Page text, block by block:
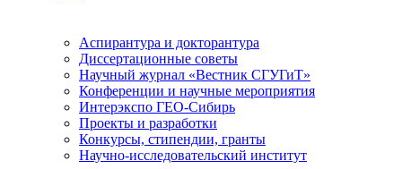
Аспирантура и докторантура
Диссертационные советы
Научный журнал «Вестник СГУГиТ»
Конференции и научные мероприятия
Интерэкспо ГЕО-Сибирь
Проекты и разработки
Конкурсы, стипендии, гранты
Научно-исследовательский институт